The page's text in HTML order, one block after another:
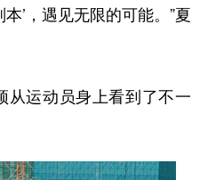
’，遇见无限的可能。”夏
运动员身上看到了不一